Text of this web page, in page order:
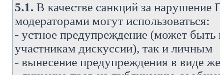
5.1. В качестве санкций за
модераторами могут использоваться:
- устное предупреждение (может
участникам дискуссии), так и личным
- вынесение предупреждения в виде